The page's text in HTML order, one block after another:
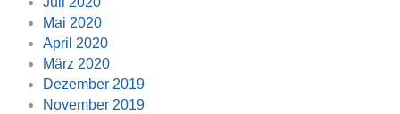
Mai 2020
April 2020
März 2020
Dezember 2019
November 2019